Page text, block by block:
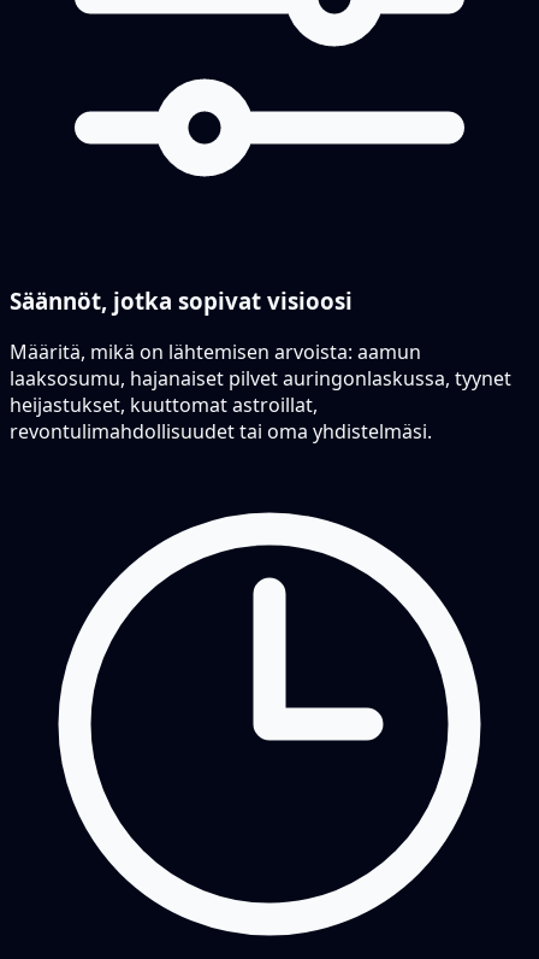
Säännöt, jotka sopivat visioosi
Määritä, mikä on lähtemisen arvoista: aamun
laaksosumu, hajanaiset pilvet auringonlaskussa, tyynet
heijastukset, kuuttomat astroillat,
revontulimahdollisuudet tai oma yhdistelmäsi.